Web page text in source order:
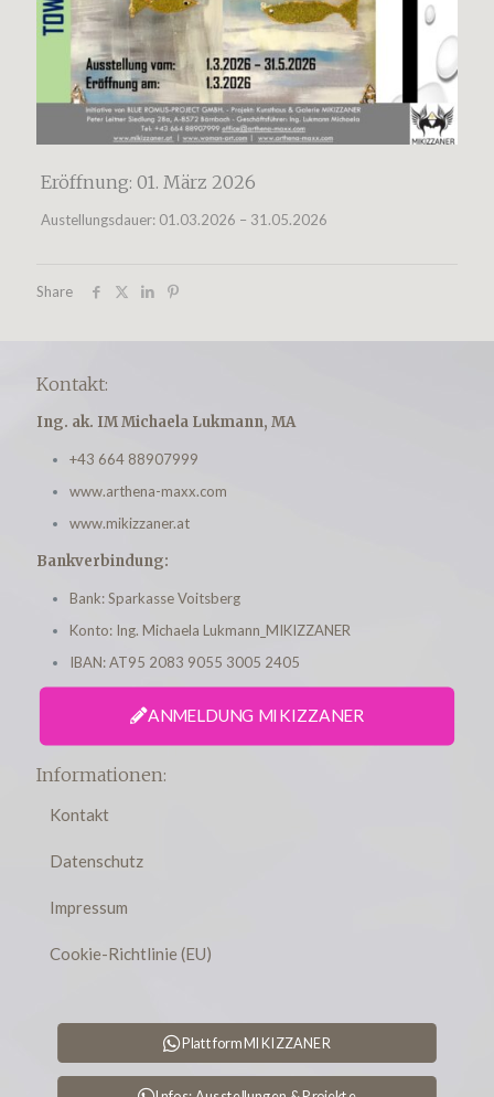
Eröffnung: 01. März 2026
Austellungsdauer: 01.03.2026 – 31.05.2026
Share
Kontakt:
Ing. ak. IM Michaela Lukmann, MA
+43 664 88907999
www.arthena-maxx.com
www.mikizzaner.at
Bankverbindung:
Bank: Sparkasse Voitsberg
Konto: Ing. Michaela Lukmann_MIKIZZANER
IBAN: AT95 2083 9055 3005 2405
ANMELDUNG MIKIZZANER
Informationen:
Kontakt
Datenschutz
Impressum
Cookie-Richtlinie (EU)
Plattform MIKIZZANER